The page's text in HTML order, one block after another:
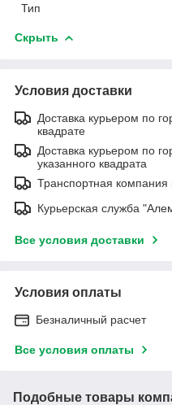
Тип
Скрыть
Условия доставки
Доставка курьером по
квадрате
Доставка курьером по
указанного квадрата
Транспортная компания
Курьерская служба
Все условия доставки
Условия оплаты
Безналичный расчет
Все условия оплаты
Подобные товары